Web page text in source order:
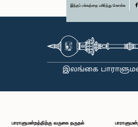
இந்தப் பக்கத்தை பகிர்ந்து கொள்க
பாராளுமன்றத்திற்கு வருகை தருதல்